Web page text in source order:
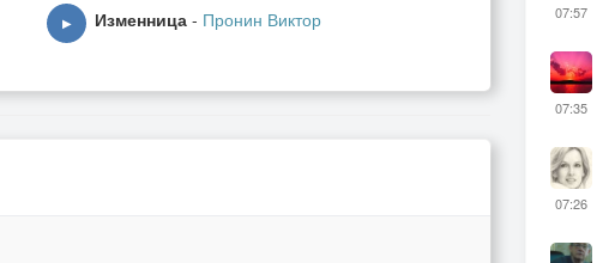
▶ Изменница - Пронин Виктор 07:57
07:35
07:26